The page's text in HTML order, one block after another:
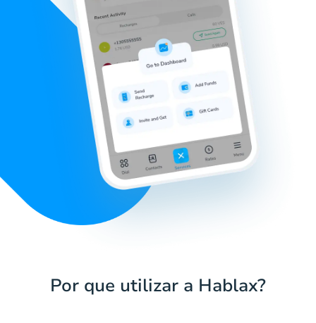
Por que utilizar a Hablax?